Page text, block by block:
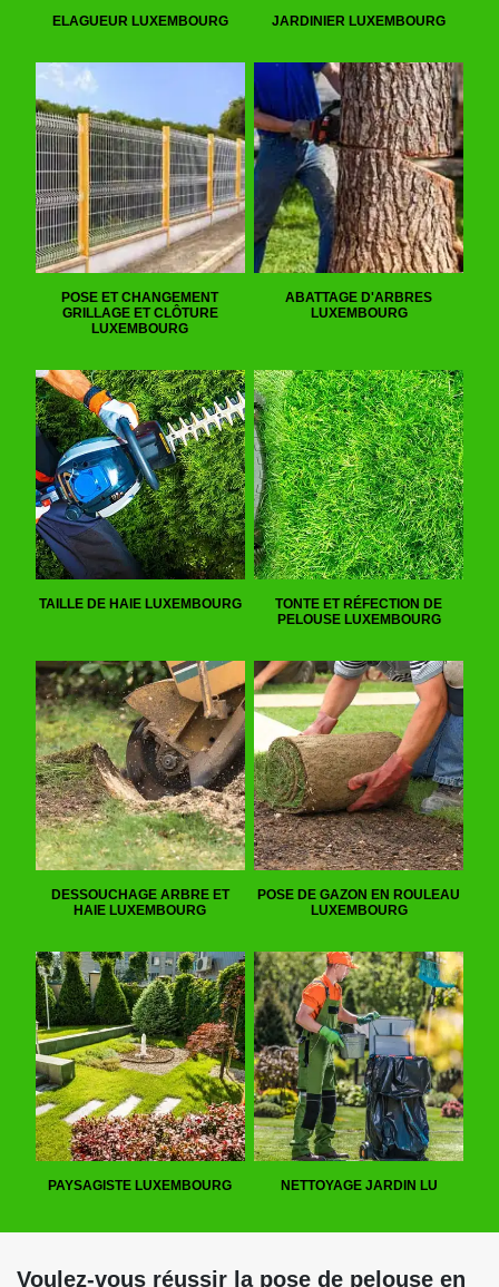
ELAGUEUR LUXEMBOURG JARDINIER LUXEMBOURG
POSE ET CHANGEMENT
GRILLAGE ET CLÔTURE
LUXEMBOURG
ABATTAGE D'ARBRES
LUXEMBOURG
TAILLE DE HAIE LUXEMBOURG
TONTE ET RÉFECTION DE
PELOUSE LUXEMBOURG
DESSOUCHAGE ARBRE ET
HAIE LUXEMBOURG
POSE DE GAZON EN ROULEAU
LUXEMBOURG
PAYSAGISTE LUXEMBOURG NETTOYAGE JARDIN LU
Voulez-vous réussir la pose de pelouse en